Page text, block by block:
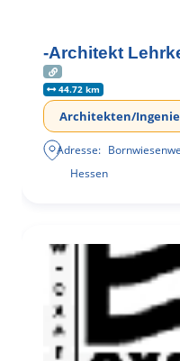
-Architekt
44.72 km
Architekten/
Adresse:
Hessen